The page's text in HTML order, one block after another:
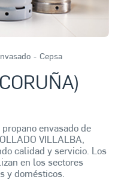
- Cepsa
envasado de
VILLALBA,
calidad y servicio. Los
en los sectores
y domésticos.